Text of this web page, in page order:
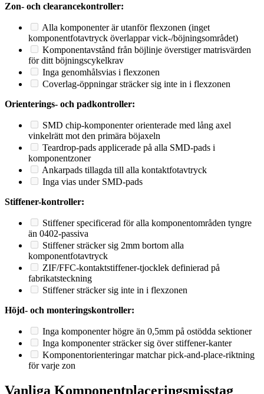
Zon- och clearancekontroller:
Alla komponenter är utanför flexzonen (inget
komponentfotavtryck överlappar vick-/böjningsområdet)
Komponentavstånd från böjlinje överstiger matrisvärden
för ditt böjningscykelkrav
Inga genomhålsvias i flexzonen
Coverlag-öppningar sträcker sig inte in i flexzonen
Orienterings- och padkontroller:
SMD chip-komponenter orienterade med lång axel
vinkelrätt mot den primära böjaxeln
Teardrop-pads applicerade på alla SMD-pads i
komponentzoner
Ankarpads tillagda till alla kontaktfotavtryck
Inga vias under SMD-pads
Stiffener-kontroller:
Stiffener specificerad för alla komponentområden tyngre
än 0402-passiva
Stiffener sträcker sig 2mm bortom alla
komponentfotavtryck
ZIF/FFC-kontaktstiffener-tjocklek definierad på
fabrikatsteckning
Stiffener sträcker sig inte in i flexzonen
Höjd- och monteringskontroller:
Inga komponenter högre än 0,5mm på ostödda sektioner
Inga komponenter sträcker sig över stiffener-kanter
Komponentorienteringar matchar pick-and-place-riktning
för varje zon
Vanliga Komponentplaceringsmisstag